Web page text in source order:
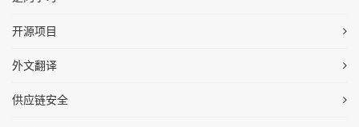
开源项目
外文翻译
供应链安全